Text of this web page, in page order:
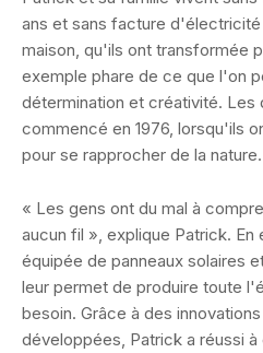
ans et sans facture
maison, qu'ils ont transformée
exemple phare de ce que l'on
détermination et créativité. Les
commencé en 1976, lorsqu'ils
pour se rapprocher de la nature.
« Les gens ont du mal à
aucun fil », explique Patrick.
équipée de panneaux solaires
leur permet de produire toute
besoin. Grâce à des
développées, Patrick a réussi